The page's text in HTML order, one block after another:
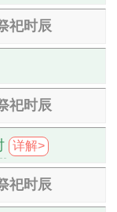
祀时辰
祀时辰
详解>
祀时辰